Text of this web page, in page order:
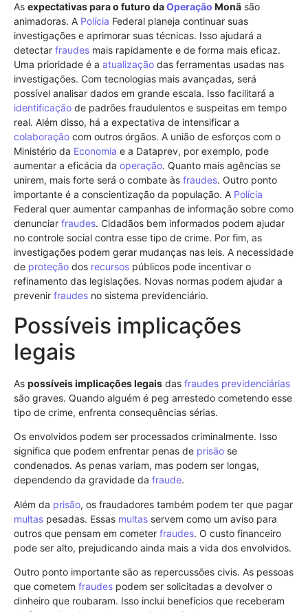
As expectativas para o futuro daOperação Monã são
animadoras. A Polícia Federal planeja continuar suas
investigações e aprimorar suas técnicas. Isso ajudará a
detectar fraudes mais rapidamente e de forma mais eficaz.
Uma prioridade é a atualização das ferramentas usadas nas
investigações. Com tecnologias mais avançadas, será
possível analisar dados em grande escala. Isso facilitará a
identificação de padrões fraudulentos e suspeitas em tempo
real. Além disso, há a expectativa de intensificar a
colaboração com outros órgãos. A união de esforços com o
Ministério da Economia e a Dataprev, por exemplo, pode
aumentar a eficácia da operação. Quanto mais agências se
unirem, mais forte será o combate às fraudes. Outro ponto
importante é a conscientização da população. A Polícia
Federal quer aumentar campanhas de informação sobre como
denunciar fraudes. Cidadãos bem informados podem ajudar
no controle social contra esse tipo de crime. Por fim, as
investigações podem gerar mudanças nas leis. A necessidade
de proteção dos recursos públicos pode incentivar o
refinamento das legislações. Novas normas podem ajudar a
prevenir fraudes no sistema previdenciário.
Possíveis implicações
legais
As possíveis implicações legais das fraudes previdenciárias
são graves. Quando alguém é peg arrestedo cometendo esse
tipo de crime, enfrenta consequências sérias.
Os envolvidos podem ser processados criminalmente. Isso
significa que podem enfrentar penas de prisão se
condenados. As penas variam, mas podem ser longas,
dependendo da gravidade da fraude.
Além da prisão, os fraudadores também podem ter que pagar
multas pesadas. Essas multas servem como um aviso para
outros que pensam em cometer fraudes. O custo financeiro
pode ser alto, prejudicando ainda mais a vida dos envolvidos.
Outro ponto importante são as repercussões civis. As pessoas
que cometem fraudes podem ser solicitadas a devolver o
dinheiro que roubaram. Isso inclui benefícios que receberam